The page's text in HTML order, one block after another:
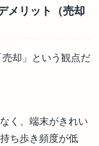
メリット（売却
却」という観点だ
く、端末がきれい
ち歩き頻度が低